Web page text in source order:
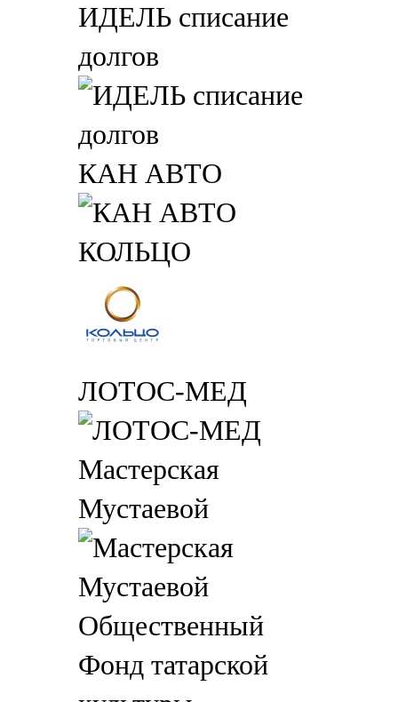
ИДЕЛЬ списание
долгов
КАН АВТО
КОЛЬЦО
ЛОТОС-МЕД
Мастерская
Мустаевой
Общественный
Фонд татарской